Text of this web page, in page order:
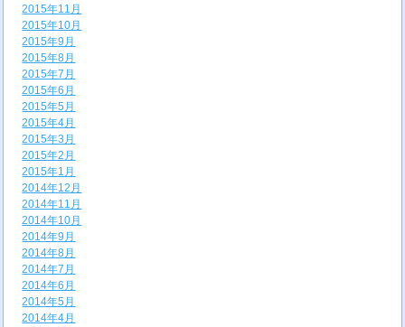
2015年11月
2015年10月
2015年9月
2015年8月
2015年7月
2015年6月
2015年5月
2015年4月
2015年3月
2015年2月
2015年1月
2014年12月
2014年11月
2014年10月
2014年9月
2014年8月
2014年7月
2014年6月
2014年5月
2014年4月